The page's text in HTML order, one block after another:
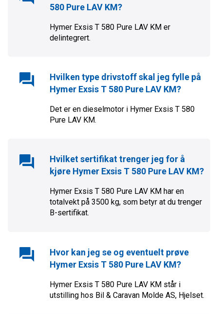
580 Pure LAV KM?
Hymer Exsis T 580 Pure LAV KM er
delintegrert.
Hvilken type drivstoff skal jeg fylle på
Hymer Exsis T 580 Pure LAV KM?
Det er en dieselmotor i Hymer Exsis T 580
Pure LAV KM.
Hvilket sertifikat trenger jeg for å
kjøre Hymer Exsis T 580 Pure LAV KM?
Hymer Exsis T 580 Pure LAV KM har en
totalvekt på 3500 kg, som betyr at du trenger
B-sertifikat.
Hvor kan jeg se og eventuelt prøve
Hymer Exsis T 580 Pure LAV KM?
Hymer Exsis T 580 Pure LAV KM står i
utstilling hos Bil & Caravan Molde AS, Hjelset.